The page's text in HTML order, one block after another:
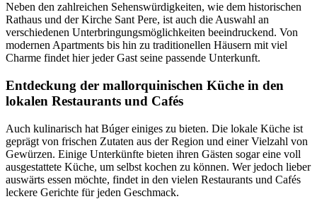
Neben den zahlreichen Sehenswürdigkeiten, wie dem historischen
Rathaus und der Kirche Sant Pere, ist auch die Auswahl an
verschiedenen Unterbringungsmöglichkeiten beeindruckend. Von
modernen Apartments bis hin zu traditionellen Häusern mit viel
Charme findet hier jeder Gast seine passende Unterkunft.
Entdeckung der mallorquinischen Küche in den
lokalen Restaurants und Cafés
Auch kulinarisch hat Búger einiges zu bieten. Die lokale Küche ist
geprägt von frischen Zutaten aus der Region und einer Vielzahl von
Gewürzen. Einige Unterkünfte bieten ihren Gästen sogar eine voll
ausgestattete Küche, um selbst kochen zu können. Wer jedoch lieber
auswärts essen möchte, findet in den vielen Restaurants und Cafés
leckere Gerichte für jeden Geschmack.